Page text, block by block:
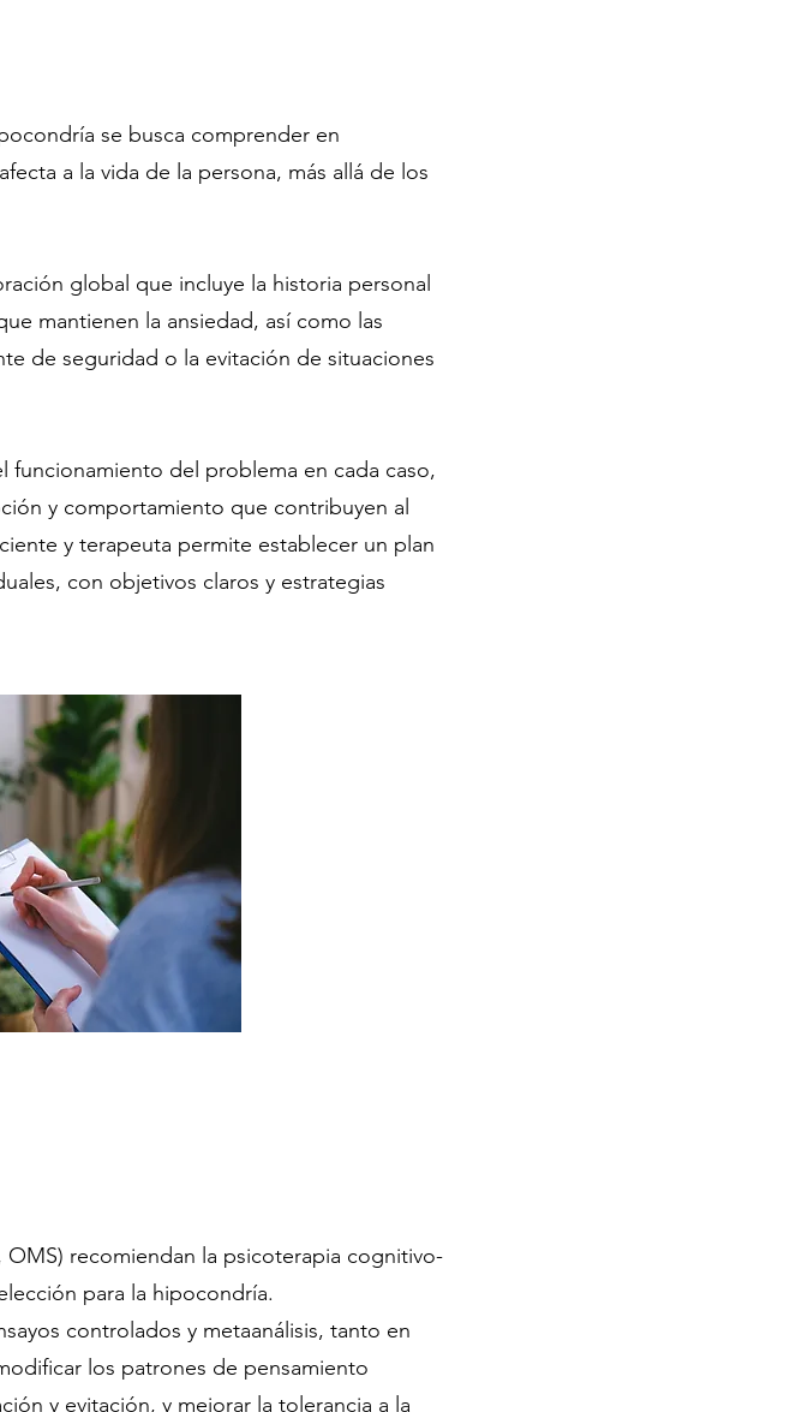
se busca comprender en
a la vida de la persona, más allá de los
global que incluye la historia personal
mantienen la ansiedad, así como las
de seguridad o la evitación de situaciones
funcionamiento del problema en cada caso,
y comportamiento que contribuyen al
y terapeuta permite establecer un plan
con objetivos claros y estrategias
OMS) recomiendan la psicoterapia cognitivo-
para la hipocondría.
controlados y metaanálisis, tanto en
los patrones de pensamiento
y evitación, y mejorar la tolerancia a la